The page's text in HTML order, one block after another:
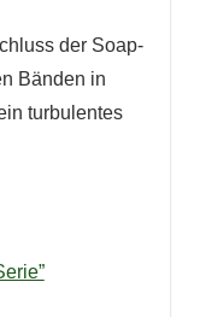
der Soap-
Bänden in
turbulentes